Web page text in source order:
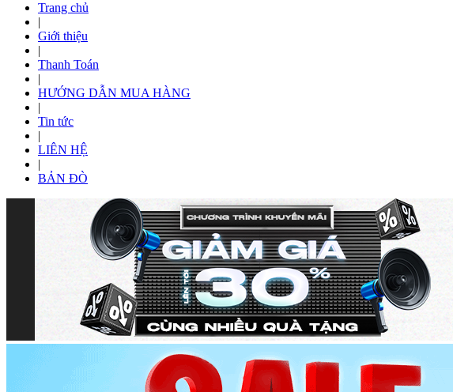
Trang chủ
|
Giới thiệu
|
Thanh Toán
|
HƯỚNG DẪN MUA HÀNG
|
Tin tức
|
LIÊN HỆ
|
BẢN ĐÒ